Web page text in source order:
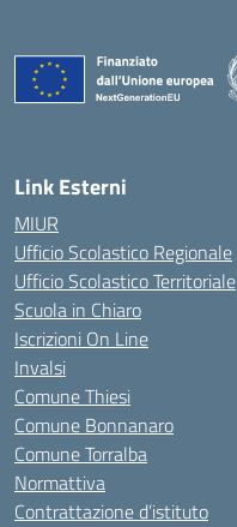
Link Esterni
MIUR
Ufficio Scolastico Regionale
Ufficio Scolastico Territoriale
Scuola in Chiaro
Iscrizioni On Line
Invalsi
Comune Thiesi
Comune Bonnanaro
Comune Torralba
Normattiva
Contrattazione d’istituto